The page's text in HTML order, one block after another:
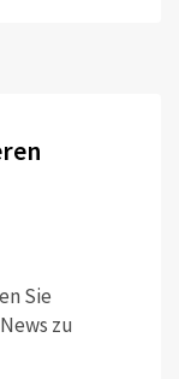
Sie
zu